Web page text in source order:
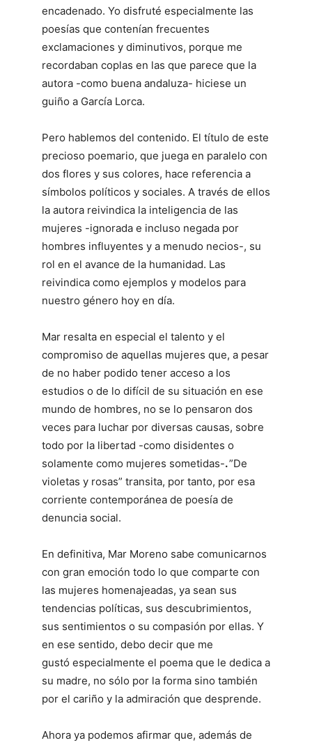
encadenado. Yo disfruté especialmente las
poesías que contenían frecuentes
exclamaciones y diminutivos, porque me
recordaban coplas en las que parece que la
autora -como buena andaluza- hiciese un
guiño a García Lorca.
Pero hablemos del contenido. El título de este
precioso poemario, que juega en paralelo con
dos flores y sus colores, hace referencia a
símbolos políticos y sociales. A través de ellos
la autora reivindica la inteligencia de las
mujeres -ignorada e incluso negada por
hombres influyentes y a menudo necios-, su
rol en el avance de la humanidad. Las
reivindica como ejemplos y modelos para
nuestro género hoy en día.
Mar resalta en especial el talento y el
compromiso de aquellas mujeres que, a pesar
de no haber podido tener acceso a los
estudios o de lo difícil de su situación en ese
mundo de hombres, no se lo pensaron dos
veces para luchar por diversas causas, sobre
todo por la libertad -como disidentes o
solamente como mujeres sometidas-.”De
violetas y rosas” transita, por tanto, por esa
corriente contemporánea de poesía de
denuncia social.
En definitiva, Mar Moreno sabe comunicarnos
con gran emoción todo lo que comparte con
las mujeres homenajeadas, ya sean sus
tendencias políticas, sus descubrimientos,
sus sentimientos o su compasión por ellas. Y
en ese sentido, debo decir que me
gustó especialmente el poema que le dedica a
su madre, no sólo por la forma sino también
por el cariño y la admiración que desprende.
Ahora ya podemos afirmar que, además de